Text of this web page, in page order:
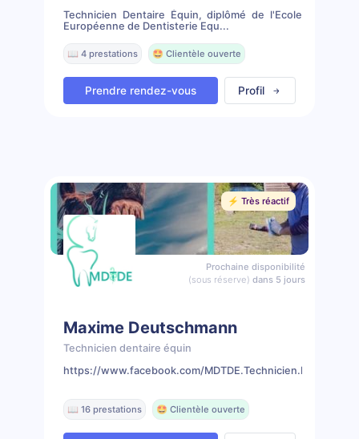
Technicien Dentaire Équin, diplômé de l'Ecole
Européenne de Dentisterie Equ...
📖 4 prestations 🤩 Clientèle ouverte
Prendre rendez-vous Profil
⚡️ Très réactif
Prochaine disponibilité
(sous réserve) dans 5 jours
Maxime Deutschmann
Technicien dentaire équin
https://www.facebook.com/
📖 16 prestations 🤩 Clientèle ouverte